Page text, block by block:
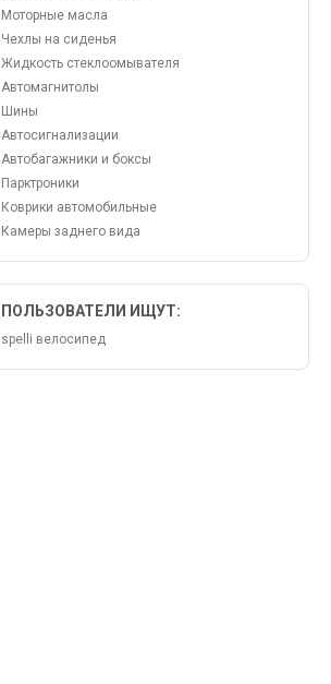
Моторные масла
Чехлы на сиденья
Жидкость стеклоомывателя
Автомагнитолы
Шины
Автосигнализации
Автобагажники и боксы
Парктроники
Коврики автомобильные
Камеры заднего вида
ПОЛЬЗОВАТЕЛИ ИЩУТ:
spelli велосипед